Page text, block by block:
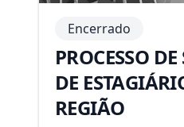
Encerrado
PROCESSO
DE
REGIÃO